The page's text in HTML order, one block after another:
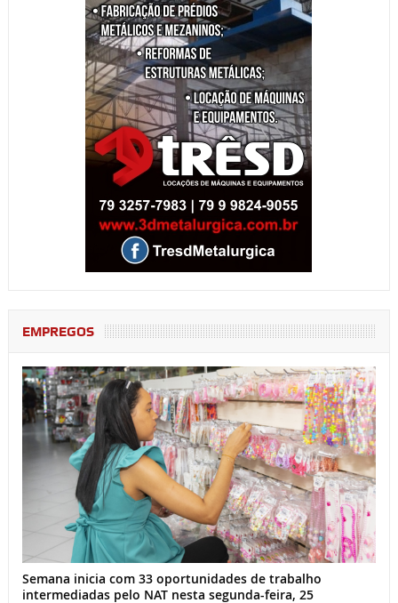
EMPREGOS
Semana inicia com 33 oportunidades de trabalho
intermediadas pelo NAT nesta segunda-feira, 25